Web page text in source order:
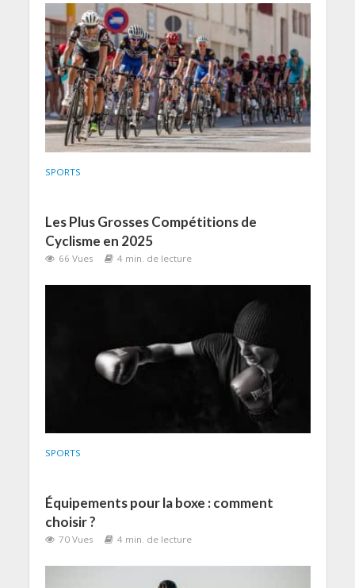
SPORTS
Les Plus Grosses Compétitions de
Cyclisme en 2025
66 Vues 4 min. de lecture
SPORTS
Équipements pour la boxe : comment
choisir ?
70 Vues 4 min. de lecture